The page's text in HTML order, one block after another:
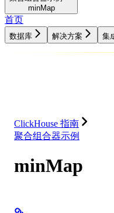
minMap
首页
数据库 解决方案 集
ClickHouse 指南
聚合组合器示例
minMap